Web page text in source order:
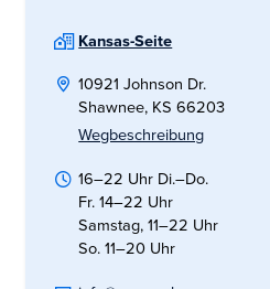
Kansas-Seite
10921 Johnson Dr.
Shawnee, KS 66203
Wegbeschreibung
16–22 Uhr Di.–Do.
Fr. 14–22 Uhr
Samstag, 11–22 Uhr
So. 11–20 Uhr